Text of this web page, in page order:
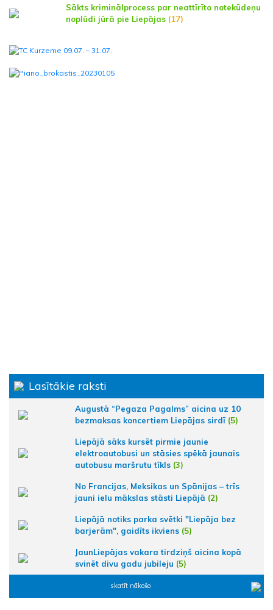
Sākts kriminālprocess par neattīrīto notekūdeņu
noplūdi jūrā pie Liepājas (17)
Lasītākie raksti
Augustā “Pegaza Pagalms” aicina uz 10
bezmaksas koncertiem Liepājas sirdī (5)
Liepājā sāks kursēt pirmie jaunie
elektroautobusi un stāsies spēkā jaunais
autobusu maršrutu tīkls (3)
No Francijas, Meksikas un Spānijas – trīs
jauni ielu mākslas stāsti Liepājā (2)
Liepājā notiks parka svētki "Liepāja bez
barjerām", gaidīts ikviens (5)
JaunLiepājas vakara tirdziņš aicina kopā
svinēt divu gadu jubileju (5)
skatīt nākošo